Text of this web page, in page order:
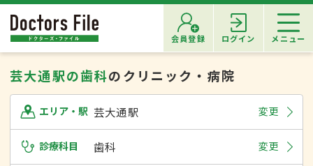
会員登録 ログイン メニュー
芸大通駅の歯科のクリニック・病院
エリア・駅 芸大通駅 変更
診療科目 歯科 変更